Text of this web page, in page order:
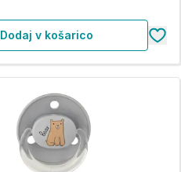
Dodaj v košarico